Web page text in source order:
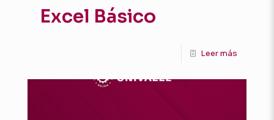
Excel Básico
Leer más